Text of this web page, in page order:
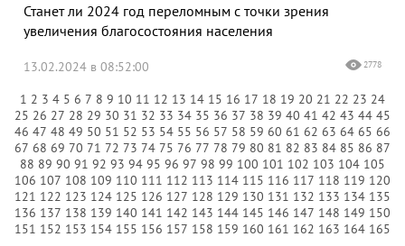
Станет ли 2024 год переломным с точки зрения
увеличения благосостояния населения
13.02.2024 в 08:52:00 2778
1 2 3 4 5 6 7 8 9 10 11 12 13 14 15 16 17 18 19 20 21 22 23 24
25 26 27 28 29 30 31 32 33 34 35 36 37 38 39 40 41 42 43 44 45
46 47 48 49 50 51 52 53 54 55 56 57 58 59 60 61 62 63 64 65 66
67 68 69 70 71 72 73 74 75 76 77 78 79 80 81 82 83 84 85 86 87
88 89 90 91 92 93 94 95 96 97 98 99 100 101 102 103 104 105
106 107 108 109 110 111 112 113 114 115 116 117 118 119 120
121 122 123 124 125 126 127 128 129 130 131 132 133 134 135
136 137 138 139 140 141 142 143 144 145 146 147 148 149 150
151 152 153 154 155 156 157 158 159 160 161 162 163 164 165